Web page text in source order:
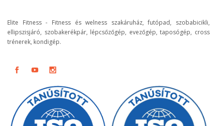
Elite Fitness - Fitness és welness szakáruház, futópad, szobabicikli,
ellipszisjáró, szobakerékpár, lépcsőzőgép, evezőgép, taposógép, cross
trénerek, kondigép.